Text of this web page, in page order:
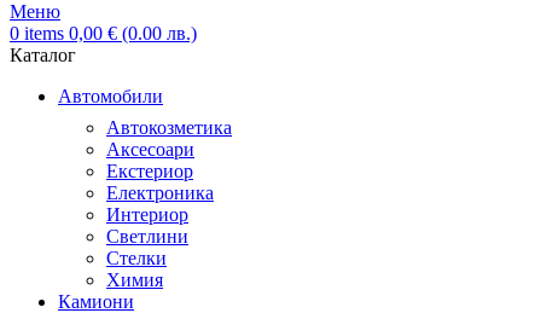
Меню
0 items 0,00 € (0.00 лв.)
Каталог
Автомобили
Автокозметика
Аксесоари
Екстериор
Електроника
Интериор
Светлини
Стелки
Химия
Камиони